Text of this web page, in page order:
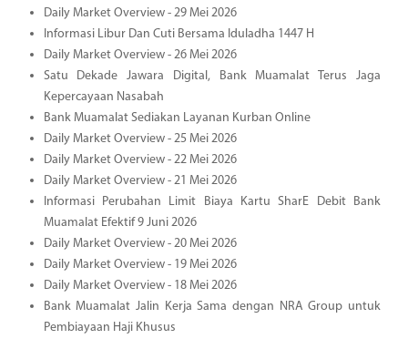
Daily Market Overview - 29 Mei 2026
Informasi Libur Dan Cuti Bersama Iduladha 1447 H
Daily Market Overview - 26 Mei 2026
Satu Dekade Jawara Digital, Bank Muamalat Terus Jaga
Kepercayaan Nasabah
Bank Muamalat Sediakan Layanan Kurban Online
Daily Market Overview - 25 Mei 2026
Daily Market Overview - 22 Mei 2026
Daily Market Overview - 21 Mei 2026
Informasi Perubahan Limit Biaya Kartu SharE Debit Bank
Muamalat Efektif 9 Juni 2026
Daily Market Overview - 20 Mei 2026
Daily Market Overview - 19 Mei 2026
Daily Market Overview - 18 Mei 2026
Bank Muamalat Jalin Kerja Sama dengan NRA Group untuk
Pembiayaan Haji Khusus